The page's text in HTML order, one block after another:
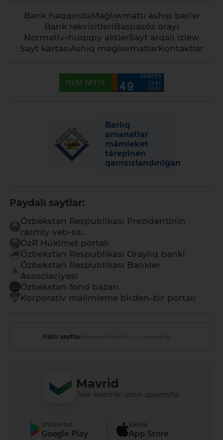
Bank haqqındaMaǵlıwmattı ashıp beriw
Bank rekvizitleri Baspasóz orayı
Normativ-huqıqıy aktlerSayt arqalı izlew
Sayt kartasıAshıq maǵlıwmatlarKontaktlar
Barlıq
amanatlar
mámleket
tárepinen
qamsızlandırılǵan
Paydalı saytlar:
Ózbekstan Respublikası Prezidentinin
rásmiy veb-sa...
ÓzR Húkimet portalı
Ózbekstan Respublikası Oraylıq banki
Ózbekstan Respublikası Bankler
Associaciyası
Ózbekstan fond bazarı
Korporativ málimleme birden-bir portalı
Házir saytta:dizimnen ótkenler - ..., miymanlar - ...
Mavrid
Jeke klientler ushın qosımsha
Imkani bar
Google Play
Júklew
App Store